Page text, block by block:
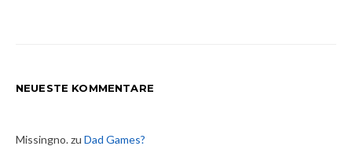
NEUESTE KOMMENTARE
Missingno.zu Dad Games?